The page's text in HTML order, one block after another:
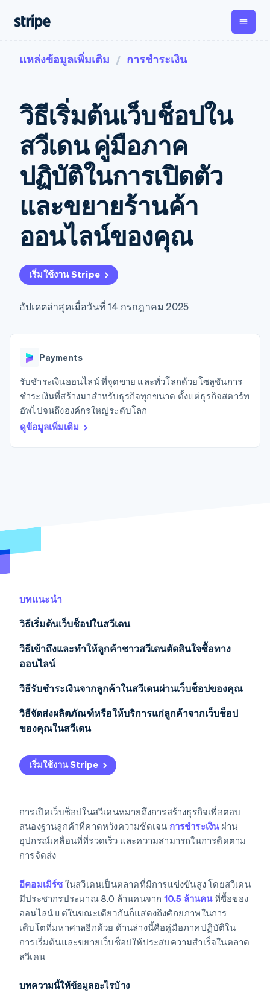
การชำระเงิน
การชำระเงิน
ออนไลน์
Payment links
การชำระเงิน
เขียนโค้ด
Checkout
UI การชำระ
Elements
องค์ประกอบ UI
ที่ยืดหยุ่น
วิธีการชำระ
มากกว่า 125
รายการ
Authorization
ยกระดับการ
รวดเร็วขึ้น
รายรับ
รายรับตาม
แบบแผนล่วง
หน้า
Metronome
การเรียกเก็บ
เงินตามการ
ใช้งาน
การชำระเงิน
ตามรอบบิล
การจัดการ
การชำระเงิน
ตามรอบบิล
Invoicing
ครั้งเดียวหรือ
ตามแบบแผน
ขายและ VAT
อัตโนมัติ
Revenue
Data
Pipeline
การซิงค์
ข้อมูล
การ
Global
เบิกจ่าย
ให้กับ
บุคคลที่
สาม
การก่อตั้งบริษัทสตาร์ทอัพ
Stripe Sessions 2026
ดูว่า Stripe กำลังสร้างโครงสร้างพื้นฐานระบบเศรษฐกิจสำหรับ
รับชมเลย
ตามขั้น
ตามกรณีใช้งาน
การค้าแบบใช้เอเจนต์
อีคอมเมิร์ซ
บริการทางการเงินที่ผสาน
รวมในตัว
การทำงานอัตโนมัติด้าน
การเงิน
ธุรกิจทั่วโลก
การชำระเงินในแอป
การจัดการเงิน
แพลตฟอร์ม
แวดวงครีเอเตอร์
เกม
การบริการ การเดินทาง
และสันทนาการ
ประกันภัย
สื่อและความบันเทิง
บริการเฉพาะทาง
เอกสารประกอบ
ไลบรารีและ SDK
Stripe Apps
คู่มือ
รับการชำระเงินออนไลน์
ติดตั้งใช้งานการชำระเงิน
สำเร็จรูป
สร้างแพลตฟอร์มหรือ
มาร์เก็ตเพลส
จัดการการชำระเงินตาม
เสนอการเรียกเก็บเงินตาม
การใช้งาน
รองรับอยู่
จัดเตรียมและจัดการ
การเชื่อมต่อการทำงาน
แอป
ตัวอย่างโค้ด
บล็อกของนักพัฒนา
เรียนรู้
คู่มือ
การสนับสนุน
รับการสนับสนุน
แพ็กเกจการสนับสนุนที่ได้
รับการจัดการ
บริการเฉพาะทาง
บริษัท
แผนงานผลิตภัณฑ์
การประชุมประจำปีแบบ
เซสชัน
การติดต่อ
ติดต่อฝ่ายขาย
แหล่งข้อมูลเพิ่มเติม การชำระเงิน
วิธีเริ่มต้นเว็บช็อปใน
สวีเดน คู่มือภาค
ปฏิบัติในการเปิดตัว
และขยายร้านค้า
ออนไลน์ของคุณ
เริ่มใช้งาน Stripe
อัปเดตล่าสุดเมื่อวันที่ 14 กรกฎาคม 2025
Payments
รับชำระเงินออนไลน์ ที่จุดขาย และทั่วโลกด้วยโซลูชันการ
ชำระเงินที่สร้างมาสำหรับธุรกิจทุกขนาด ตั้งแต่ธุรกิจสตาร์ท
อัพไปจนถึงองค์กรใหญ่ระดับโลก
ดูข้อมูลเพิ่มเติม
บทแนะนำ
วิธีเริ่มต้นเว็บช็อปในสวีเดน
เลือกรูปแบบการจัดตั้งตามกฎหมาย
ทำความเข้าใจภาระหน้าที่ทางภาษีของคุณ
สร้างโครงสร้างพื้นฐานของคุณ
มอบประสบการณ์ที่ดีให้ลูกค้า
วิธีเข้าถึงและทำให้ลูกค้าชาวสวีเดนตัดสินใจซื้อทาง
ออนไลน์
พูดภาษาของพวกเขา ทั้งในแง่ของภาษาพูดและภาษา
ให้อุปกรณ์เคลื่อนที่เป็นจุดเริ่มต้น
สร้างภาพลักษณ์ที่น่าเชื่อถือ จากนั้นเพิ่มการมองเห็น
ทำให้ลูกค้ามั่นใจในความโปร่งใสของคุณตลอด
ให้ความสำคัญกับประสบการณ์การบริการลูกค้า
วิธีรับชำระเงินจากลูกค้าในสวีเดนผ่านเว็บช็อปของคุณ
รับการชำระเงินด้วยบัตรอย่างถูกวิธี
เพิ่ม Swish เพื่อการชำระเงินผ่านอุปกรณ์เคลื่อนที่ใน
ทันที
เพิ่มตัวเลือก ’ซื้อตอนนี้ จ่ายทีหลัง’ (BNPL) เพื่อความ
เปิดใช้งานกระเป๋าเงินดิจิทัลเพื่อการชำระเงินที่ง่ายขึ้น
แปลประสบการณ์การชำระเงิน
วิธีจัดส่งผลิตภัณฑ์หรือให้บริการแก่ลูกค้าจากเว็บช็อป
ของคุณในสวีเดน
การจัดส่งผลิตภัณฑ์
การส่งมอบผลิตภัณฑ์ดิจิทัล
การดำเนินการตามคำสั่งซื้อที่ปรับให้เข้ากับท้องถิ่น
เริ่มใช้งาน Stripe
การเปิดเว็บช็อปในสวีเดนหมายถึงการสร้างธุรกิจเพื่อตอบ
สนองฐานลูกค้าที่คาดหวังความชัดเจน การชำระเงินผ่าน
อุปกรณ์เคลื่อนที่ที่รวดเร็ว และความสามารถในการติดตาม
การจัดส่ง
อีคอมเมิร์ซในสวีเดนเป็นตลาดที่มีการแข่งขันสูง โดยสวีเดน
มีประชากรประมาณ 8.0 ล้านคนจาก 10.5 ล้านคนที่ซื้อของ
ออนไลน์ แต่ในขณะเดียวกันก็แสดงถึงศักยภาพในการ
เติบโตที่มหาศาลอีกด้วย ด้านล่างนี้คือคู่มือภาคปฏิบัติใน
การเริ่มต้นและขยายเว็บช็อปให้ประสบความสำเร็จในตลาด
สวีเดน
บทความนี้ให้ข้อมูลอะไรบ้าง